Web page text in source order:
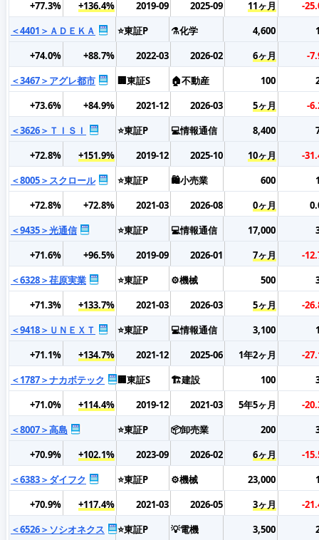
+77.3%
+136.4% 2019-09 2025-09 11ヶ月
-
＜4401＞ＡＤＥＫＡ
⭐東証P ⚗️化学 4,600
+74.0%
+88.7% 2022-03 2026-02 6ヶ月
-
＜3467＞アグレ都市
🏢東証S 🏠不動産 100
+73.6%
+84.9% 2021-12 2026-03 5ヶ月
-
＜3626＞ＴＩＳＩ
⭐東証P 💻情報通信 8,400
+72.8%
+151.9% 2019-12 2025-10 10ヶ月
-
＜8005＞スクロール
⭐東証P 🛍️小売業 600
+72.8%
+72.8% 2021-03 2026-08 0ヶ月
＜9435＞光通信
⭐東証P 💻情報通信 17,000
+71.6%
+96.5% 2019-09 2026-01 7ヶ月
-
＜6328＞荏原実業
⭐東証P ⚙️機械 500
+71.3%
+133.7% 2021-03 2026-03 5ヶ月
-
＜9418＞ＵＮＥＸＴ
⭐東証P 💻情報通信 3,100
+71.1%
+134.7% 2021-12 2025-06 1年2ヶ月
-
＜1787＞ナカボテック
🏢東証S 🏗️建設 100
+71.0%
+114.4% 2019-12 2021-03 5年5ヶ月
-
＜8007＞高島
⭐東証P 📦卸売業 200
+70.9%
+102.1% 2023-09 2026-02 6ヶ月
-
＜6383＞ダイフク
⭐東証P ⚙️機械 23,000
+70.9%
+117.4% 2021-03 2026-05 3ヶ月
-
＜6526＞ソシオネクス
⭐東証P 💡電機 3,500